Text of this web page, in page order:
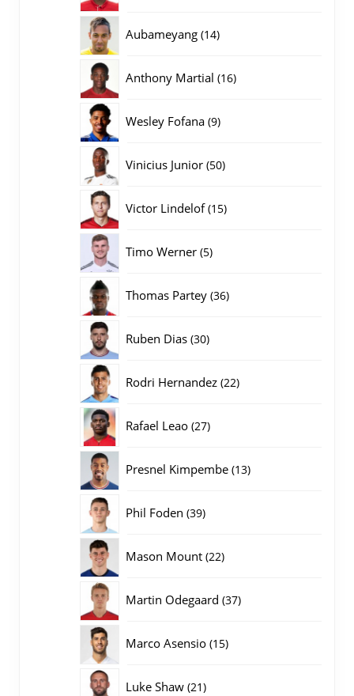
Aubameyang 1414
Anthony Martial 1616
Wesley Fofana 99
Vinicius Junior 5050
Victor Lindelof 1515
Timo Werner 55
Thomas Partey 3636
Ruben Dias 3030
Rodri Hernandez 2222
Rafael Leao 2727
Presnel Kimpembe 1313
Phil Foden 3939
Mason Mount 2222
Martin Odegaard 3737
Marco Asensio 1515
Luke Shaw 2121